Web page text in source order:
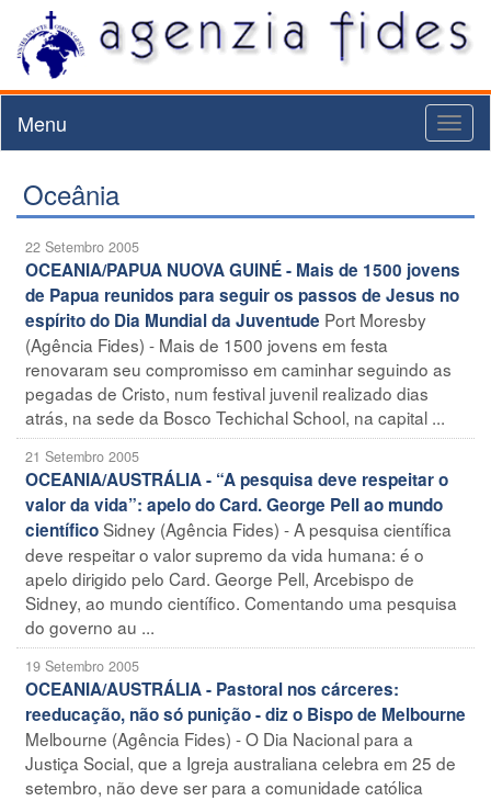
Menu
Oceânia
22 Setembro 2005
OCEANIA/PAPUA NUOVA GUINÉ - Mais de 1500 jovens
de Papua reunidos para seguir os passos de Jesus no
espírito do Dia Mundial da Juventude Port Moresby
(Agência Fides) - Mais de 1500 jovens em festa
renovaram seu compromisso em caminhar seguindo as
pegadas de Cristo, num festival juvenil realizado dias
atrás, na sede da Bosco Techichal School, na capital ...
21 Setembro 2005
OCEANIA/AUSTRÁLIA - “A pesquisa deve respeitar o
valor da vida”: apelo do Card. George Pell ao mundo
científicoSidney (Agência Fides) - A pesquisa científica
deve respeitar o valor supremo da vida humana: é o
apelo dirigido pelo Card. George Pell, Arcebispo de
Sidney, ao mundo científico. Comentando uma pesquisa
do governo au ...
19 Setembro 2005
OCEANIA/AUSTRÁLIA - Pastoral nos cárceres:
reeducação, não só punição - diz o Bispo de Melbourne
Melbourne (Agência Fides) - O Dia Nacional para a
Justiça Social, que a Igreja australiana celebra em 25 de
setembro, não deve ser para a comunidade católica